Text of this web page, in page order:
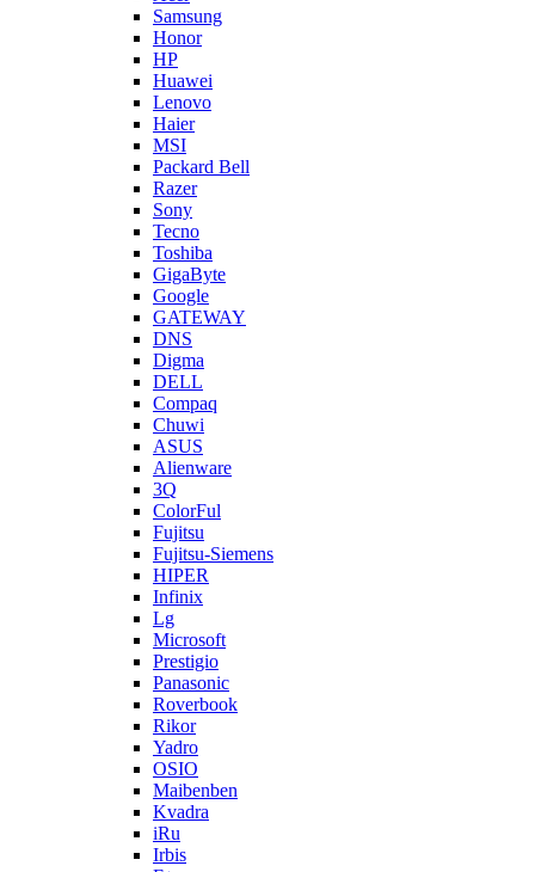
Samsung
Honor
HP
Huawei
Lenovo
Haier
MSI
Packard Bell
Razer
Sony
Tecno
Toshiba
GigaByte
Google
GATEWAY
DNS
Digma
DELL
Compaq
Chuwi
ASUS
Alienware
3Q
ColorFul
Fujitsu
Fujitsu-Siemens
HIPER
Infinix
Lg
Microsoft
Prestigio
Panasonic
Roverbook
Rikor
Yadro
OSIO
Maibenben
Kvadra
iRu
Irbis